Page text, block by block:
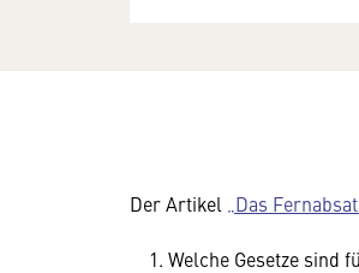
Der Artikel „Das
Welche Gesetze sind